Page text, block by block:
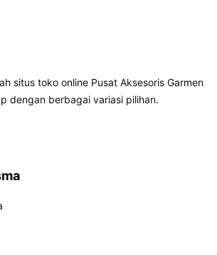
situs toko online Pusat Aksesoris Garmen
dengan berbagai variasi pilihan.